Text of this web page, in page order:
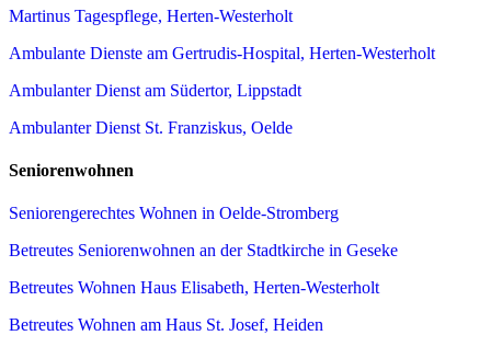
Martinus Tagespflege, Herten-Westerholt
Ambulante Dienste am Gertrudis-Hospital, Herten-Westerholt
Ambulanter Dienst am Südertor, Lippstadt
Ambulanter Dienst St. Franziskus, Oelde
Seniorenwohnen
Seniorengerechtes Wohnen in Oelde-Stromberg
Betreutes Seniorenwohnen an der Stadtkirche in Geseke
Betreutes Wohnen Haus Elisabeth, Herten-Westerholt
Betreutes Wohnen am Haus St. Josef, Heiden